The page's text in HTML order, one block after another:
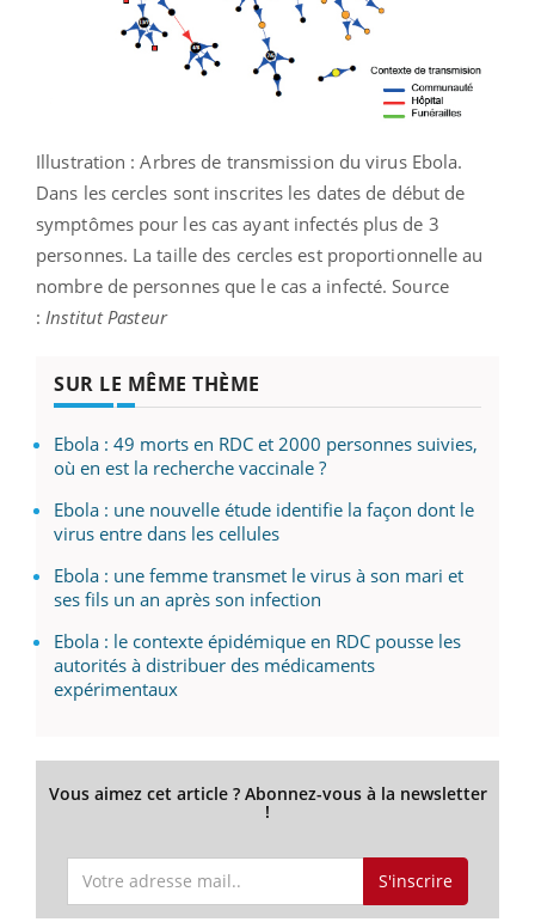
Illustration : Arbres de transmission du virus Ebola.
Dans les cercles sont inscrites les dates de début de
symptômes pour les cas ayant infectés plus de 3
personnes. La taille des cercles est proportionnelle au
nombre de personnes que le cas a infecté. Source
:Institut Pasteur
SUR LE MÊME THÈME
Ebola : 49 morts en RDC et 2000 personnes suivies,
où en est la recherche vaccinale ?
Ebola : une nouvelle étude identifie la façon dont le
virus entre dans les cellules
Ebola : une femme transmet le virus à son mari et
ses fils un an après son infection
Ebola : le contexte épidémique en RDC pousse les
autorités à distribuer des médicaments
expérimentaux
Vous aimez cet article ? Abonnez-vous à la newsletter
!
S'inscrire